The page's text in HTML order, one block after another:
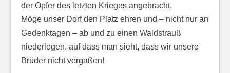
der Opfer des letzten Krieges angebracht.
Möge unser Dorf den Platz ehren und – nicht nur an
Gedenktagen – ab und zu einen Waldstrauß
niederlegen, auf dass man sieht, dass wir unsere
Brüder nicht vergaßen!